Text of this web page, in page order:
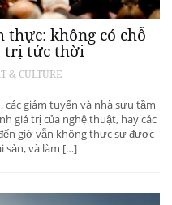
không có chỗ
trị tức thời
& CULTURE
giám tuyển và nhà sưu tầm
giá trị của nghệ thuật, hay các
giờ vẫn không thực sự được
sản, và làm […]